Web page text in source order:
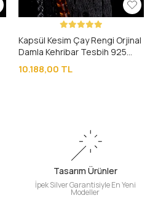
Kapsül Kesim Çay Rengi Orjinal
Damla Kehribar Tesbih 925
Ayar Gümüş Püsküllü
10.188,00 TL
Tasarım Ürünler
İpek Silver Garantisiyle En Yeni
Modeller